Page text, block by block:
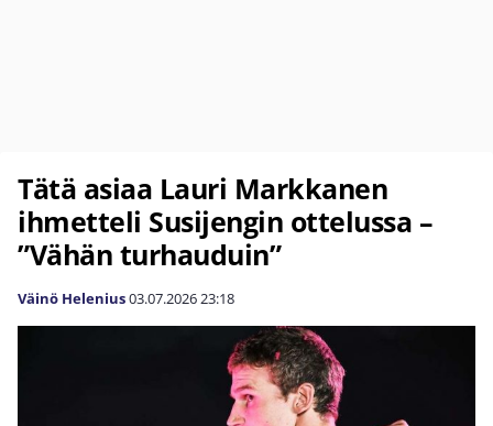
Tätä asiaa Lauri Markkanen
ihmetteli Susijengin ottelussa –
”Vähän turhauduin”
Väinö Helenius03.07.202623:18